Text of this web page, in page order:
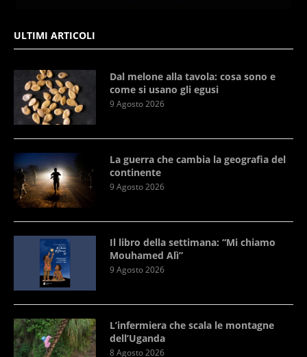
ULTIMI ARTICOLI
Dal melone alla tavola: cosa sono e
come si usano gli egusi
9 Agosto 2026
La guerra che cambia la geografia del
continente
9 Agosto 2026
Il libro della settimana: “Mi chiamo
Mouhamed Alì”
9 Agosto 2026
L’infermiera che scala le montagne
dell’Uganda
8 Agosto 2026